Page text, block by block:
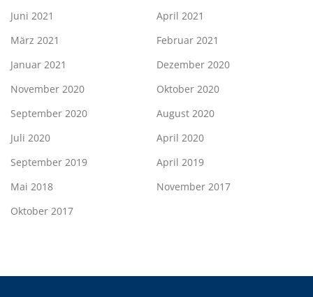
Juni 2021
April 2021
März 2021
Februar 2021
Januar 2021
Dezember 2020
November 2020
Oktober 2020
September 2020
August 2020
Juli 2020
April 2020
September 2019
April 2019
Mai 2018
November 2017
Oktober 2017